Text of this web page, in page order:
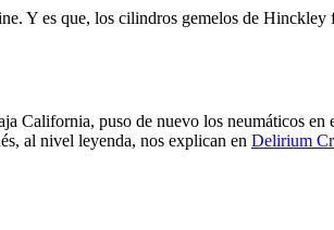
Y es que, los cilindros gemelos de Hinckley
puso de nuevo los neumáticos en
al nivel leyenda, nos explican en Delirium